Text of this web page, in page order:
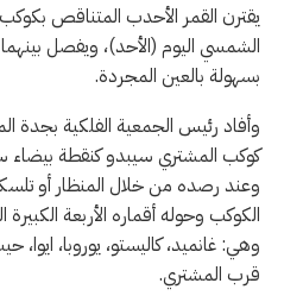
يقترن القمر الأحدب المتناقص
بسهولة بالعين المجردة.
وأفاد رئيس الجمعية الفلكية بجدة
كوكب المشتري سيبدو كنقطة بيضاء
وعند رصده من خلال المنظار أو
الكوكب وحوله أقماره الأربعة
وهي: غانميد، كاليستو، يوروبا،
قرب المشتري.